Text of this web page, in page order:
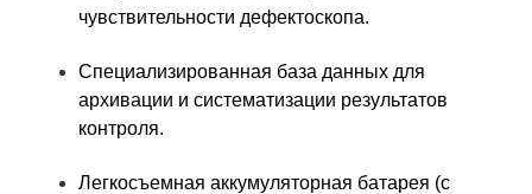
чувствительности дефектоскопа.
Специализированная база данных для
архивации и систематизации результатов
контроля.
Легкосъемная аккумуляторная батарея (с